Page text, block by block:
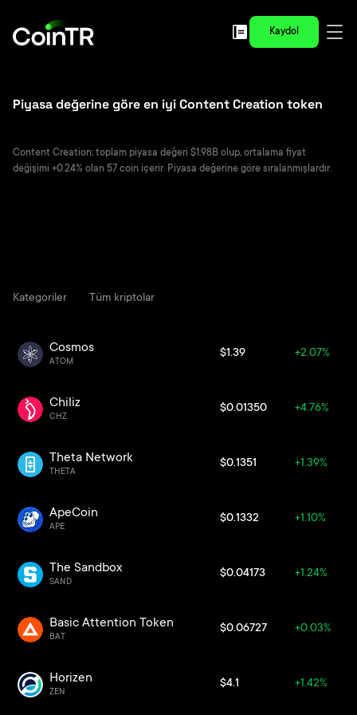
Kaydol
Piyasa değerine göre en iyi Content Creation token
Content Creation; toplam piyasa değeri $1.98B olup, ortalama fiyat
değişimi +0.24% olan 57 coin içerir. Piyasa değerine göre sıralanmışlardır.
Kategoriler Tüm kriptolar
Cosmos
ATOM
$1.39 +2.07%
Chiliz
CHZ
$0.01350 +4.76%
Theta Network
THETA
$0.1351 +1.39%
ApeCoin
APE
$0.1332 +1.10%
The Sandbox
SAND
$0.04173 +1.24%
Basic Attention Token
BAT
$0.06727 +0.03%
Horizen
ZEN
$4.1 +1.42%